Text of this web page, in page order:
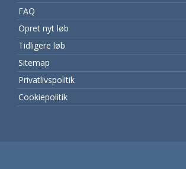
FAQ
Opret nyt løb
Tidligere løb
Sitemap
Privatlivspolitik
Cookiepolitik